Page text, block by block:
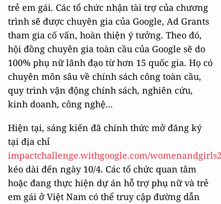
trẻ em gái. Các tổ chức nhận tài trợ của chương
trình sẽ được chuyên gia của Google, Ad Grants
tham gia cố vấn, hoàn thiện ý tưởng. Theo đó,
hội đồng chuyên gia toàn cầu của Google sẽ do
100% phụ nữ lãnh đạo từ hơn 15 quốc gia. Họ có
chuyên môn sâu về chính sách công toàn cầu,
quy trình vận động chính sách, nghiên cứu,
kinh doanh, công nghệ...
Hiện tại, sáng kiến đã chính thức mở đăng ký
tại địa chỉ
impactchallenge.withgoogle.com/
kéo dài đến ngày 10/4. Các tổ chức quan tâm
hoặc đang thực hiện dự án hỗ trợ phụ nữ và trẻ
em gái ở Việt Nam có thể truy cập đường dẫn